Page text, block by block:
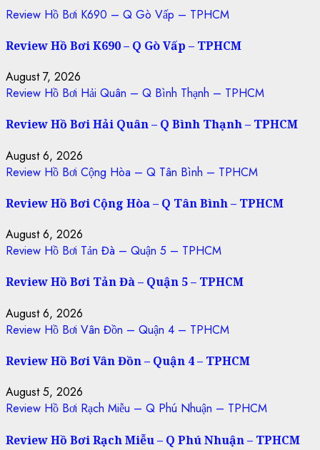
Review Hồ Bơi K690 – Q Gò Vấp – TPHCM
Review Hồ Bơi K690 – Q Gò Vấp – TPHCM
August 7, 2026
Review Hồ Bơi Hải Quân – Q Bình Thạnh – TPHCM
Review Hồ Bơi Hải Quân – Q Bình Thạnh – TPHCM
August 6, 2026
Review Hồ Bơi Cộng Hòa – Q Tân Bình – TPHCM
Review Hồ Bơi Cộng Hòa – Q Tân Bình – TPHCM
August 6, 2026
Review Hồ Bơi Tản Đà – Quận 5 – TPHCM
Review Hồ Bơi Tản Đà – Quận 5 – TPHCM
August 6, 2026
Review Hồ Bơi Vân Đồn – Quận 4 – TPHCM
Review Hồ Bơi Vân Đồn – Quận 4 – TPHCM
August 5, 2026
Review Hồ Bơi Rạch Miễu – Q Phú Nhuận – TPHCM
Review Hồ Bơi Rạch Miễu – Q Phú Nhuận – TPHCM